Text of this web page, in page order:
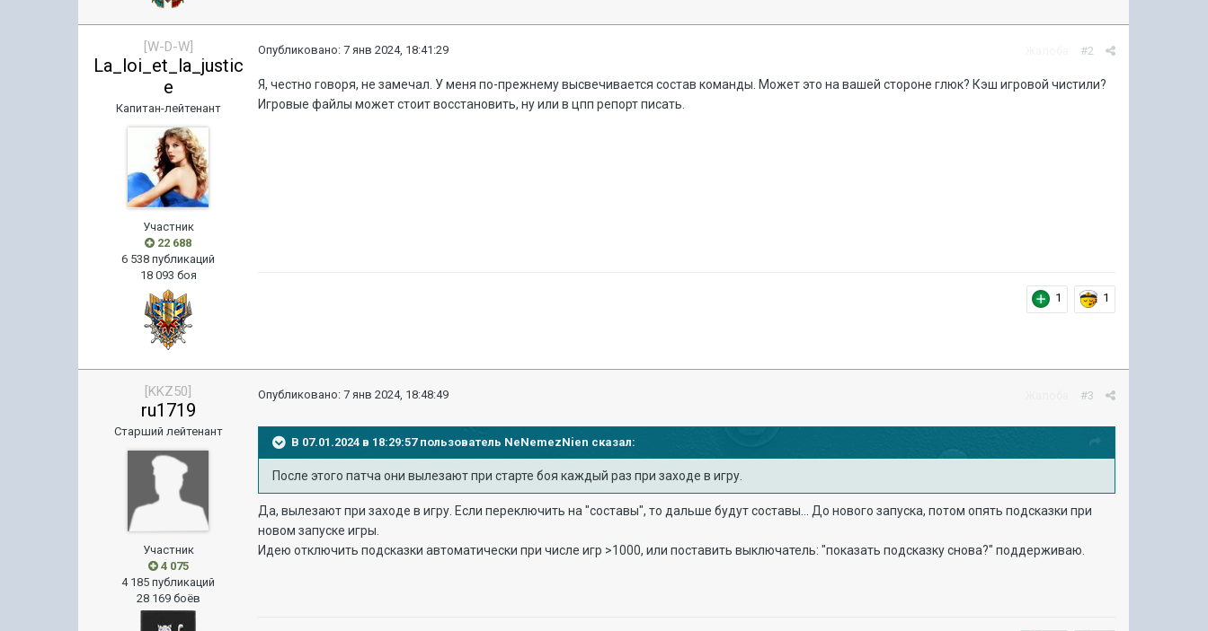
[W-D-W]
La_loi_et_la_justic
e
Капитан-лейтенант
Участник
22 688
6 538 публикаций
18 093 боя
#2
Опубликовано:7 янв 2024, 18:41:29
Я, честно говоря, не замечал. У меня по-прежнему высвечивается состав команды. Может это на вашей стороне глюк? Кэш игровой чистили?
Игровые файлы может стоит восстановить, ну или в цпп репорт писать.
1 1
[KKZ50]
ru1719
Старший лейтенант
Участник
4 075
4 185 публикаций
28 169 боёв
#3
Опубликовано:7 янв 2024, 18:48:49
В 07.01.2024 в 18:29:57 пользователь NeNemezNien сказал:
После этого патча они вылезают при старте боя каждый раз при заходе в игру.
Да, вылезают при заходе в игру. Если переключить на "составы", то дальше будут составы... До нового запуска, потом опять подсказки при
новом запуске игры.
Идею отключить подсказки автоматически при числе игр >1000, или поставить выключатель: "показать подсказку снова?" поддерживаю.